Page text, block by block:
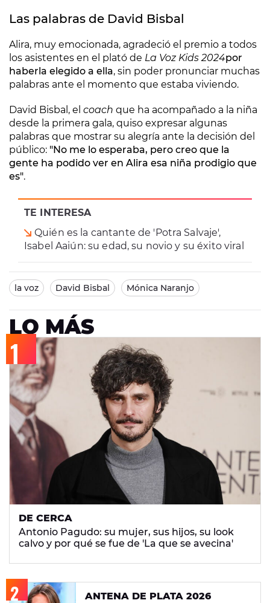
TE INTERESA
Quién es la cantante de 'Potra Salvaje',
Isabel Aaiún: su edad, su novio y su éxito viral
Las palabras de David Bisbal
Alira, muy emocionada, agradeció el premio a todos
los asistentes en el plató de La Voz Kids 2024por
haberla elegido a ella, sin poder pronunciar muchas
palabras ante el momento que estaba viviendo.
David Bisbal, el coach que ha acompañado a la niña
desde la primera gala, quiso expresar algunas
palabras que mostrar su alegría ante la decisión del
público: "No me lo esperaba, pero creo que la
gente ha podido ver en Alira esa niña prodigio que
es".
la voz David Bisbal Mónica Naranjo
LO MÁS
DE CERCA
Antonio Pagudo: su mujer, sus hijos, su look
calvo y por qué se fue de 'La que se avecina'
ANTENA DE PLATA 2026